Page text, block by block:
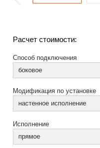
Расчет стоимости:
Способ подключения
боковое
Модификация по установке
настенное исполнение
Исполнение
прямое